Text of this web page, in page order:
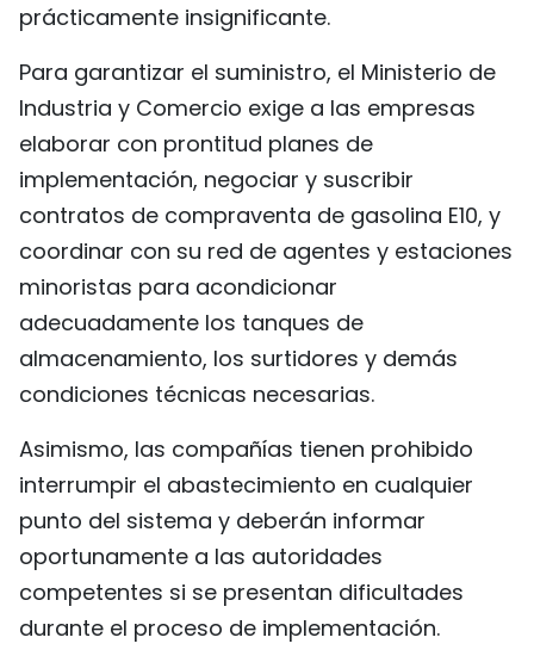
prácticamente insignificante.
Para garantizar el suministro, el Ministerio de
Industria y Comercio exige a las empresas
elaborar con prontitud planes de
implementación, negociar y suscribir
contratos de compraventa de gasolina E10, y
coordinar con su red de agentes y estaciones
minoristas para acondicionar
adecuadamente los tanques de
almacenamiento, los surtidores y demás
condiciones técnicas necesarias.
Asimismo, las compañías tienen prohibido
interrumpir el abastecimiento en cualquier
punto del sistema y deberán informar
oportunamente a las autoridades
competentes si se presentan dificultades
durante el proceso de implementación.